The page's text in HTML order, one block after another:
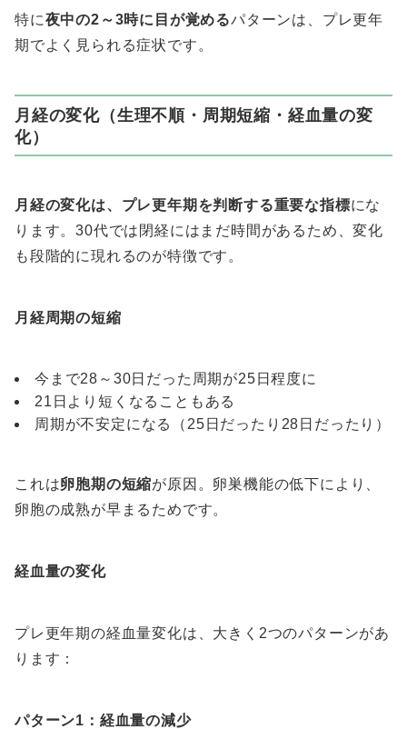
特に夜中の2～3時に目が覚めるパターンは、プレ更年
期でよく見られる症状です。
月経の変化（生理不順・周期短縮・経血量の変
化）
月経の変化は、プレ更年期を判断する重要な指標にな
ります。30代では閉経にはまだ時間があるため、変化
も段階的に現れるのが特徴です。
月経周期の短縮
今まで28～30日だった周期が25日程度に
21日より短くなることもある
周期が不安定になる（25日だったり28日だったり）
これは卵胞期の短縮が原因。卵巣機能の低下により、
卵胞の成熟が早まるためです。
経血量の変化
プレ更年期の経血量変化は、大きく2つのパターンがあ
ります：
パターン1：経血量の減少